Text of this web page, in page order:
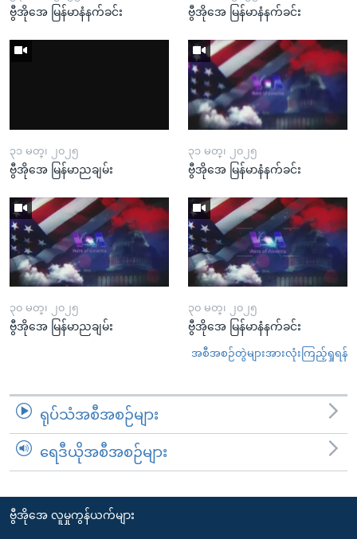
ဗွီအိုအေ မြန်မာနံနက်ခင်း ဗွီအိုအေ မြန်မာနံနက်ခင်း
၃၁ မတ္၊ ၂၀၂၅
ဗွီအိုအေ မြန်မာညချမ်း
၃၁ မတ္၊ ၂၀၂၅
ဗွီအိုအေ မြန်မာနံနက်ခင်း
၃၀ မတ္၊ ၂၀၂၅
ဗွီအိုအေ မြန်မာညချမ်း
၃၀ မတ္၊ ၂၀၂၅
ဗွီအိုအေ မြန်မာနံနက်ခင်း
အစီအစဉ်တွဲများအားလုံးကြည့်ရှုရန်
ရုပ်သံအစီအစဉ်များ
ရေဒီယိုအစီအစဉ်များ
ဗွီအိုအေ လူမှုကွန်ယက်များ